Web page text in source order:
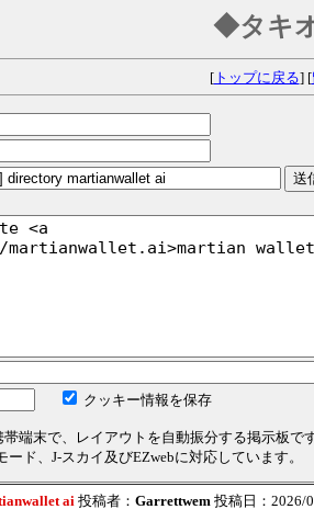
◆タキ
[トップに戻る] [
クッキー情報を保存
帯端末で、レイアウトを自動振分する掲示板で
ード、J-スカイ及びEZwebに対応しています。
ai 投稿者： Garrettwem 投稿日：2026/